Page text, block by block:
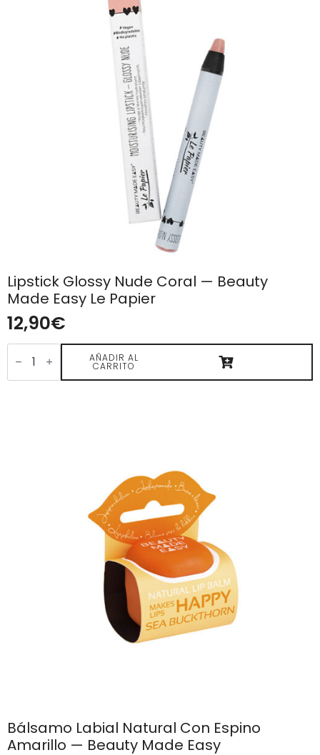
Lipstick Glossy Nude Coral — Beauty
Made Easy Le Papier
12,90€
Lipstick
Glossy
Nude
Coral
AÑADIR AL
CARRITO
Bálsamo Labial Natural Con Espino
Amarillo — Beauty Made Easy